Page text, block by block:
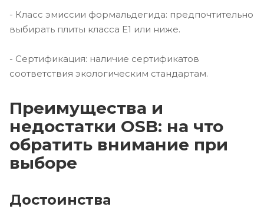
- Класс эмиссии формальдегида: предпочтительно
выбирать плиты класса E1 или ниже.
- Сертификация: наличие сертификатов
соответствия экологическим стандартам.
Преимущества и
недостатки OSB: на что
обратить внимание при
выборе
Достоинства